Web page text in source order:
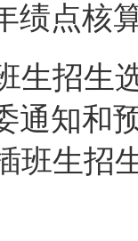
绩点核
招生
通知和
班生招